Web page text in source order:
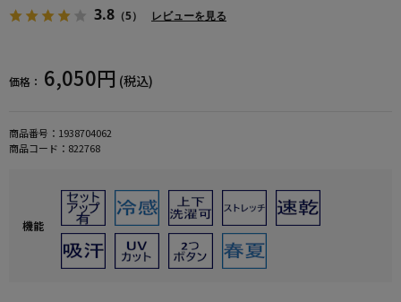
3.8 （5） レビューを見る
価格： 6,050円 (税込)
商品番号： 1938704062
商品コード： 822768
機能